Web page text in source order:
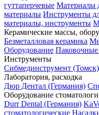
гуттаперчевые Материалы
материалы Инструменты
материалы, инструменты
Керамические массы,
Безметалловая керамика
Оборудование
Инструменты
Cибмединструмент (Томск)
Лаборатория, расходка
Дюр Дентал (Германия)
Оборудование
Durr Dental (Германия)
стоматологические